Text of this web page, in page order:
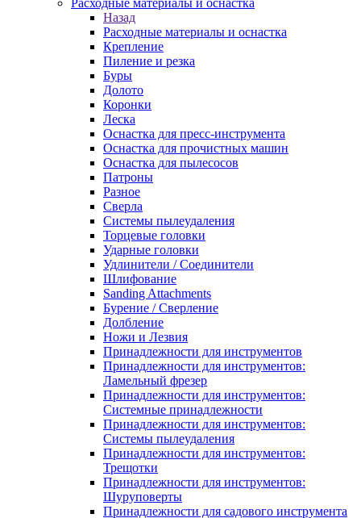
Расходные материалы и оснастка
Назад
Расходные материалы и оснастка
Крепление
Пиление и резка
Буры
Долото
Коронки
Леска
Оснастка для пресс-инструмента
Оснастка для прочистных машин
Оснастка для пылесосов
Патроны
Разное
Сверла
Системы пылеудаления
Торцевые головки
Ударные головки
Удлинители / Соединители
Шлифование
Sanding Attachments
Бурение / Сверление
Долбление
Ножи и Лезвия
Принадлежности для инструментов
Принадлежности для инструментов:
Ламельный фрезер
Принадлежности для инструментов:
Системные принадлежности
Принадлежности для инструментов:
Системы пылеудаления
Принадлежности для инструментов:
Трещотки
Принадлежности для инструментов:
Шуруповерты
Принадлежности для садового инструмента